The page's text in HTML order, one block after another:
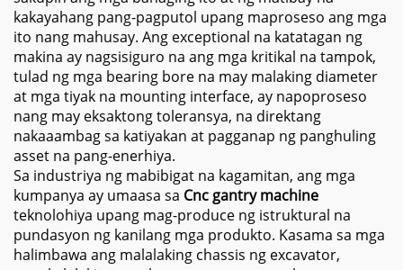
kakayahang pang-pagputol upang maproseso ang mga
ito nang mahusay. Ang exceptional na katatagan ng
makina ay nagsisiguro na ang mga kritikal na tampok,
tulad ng mga bearing bore na may malaking diameter
at mga tiyak na mounting interface, ay napoproseso
nang may eksaktong toleransya, na direktang
nakaaambag sa katiyakan at pagganap ng panghuling
asset na pang-enerhiya.
Sa industriya ng mabibigat na kagamitan, ang mga
kumpanya ay umaasa sa Cnc gantry machine
teknolohiya upang mag-produce ng istruktural na
pundasyon ng kanilang mga produkto. Kasama sa mga
halimbawa ang malalaking chassis ng excavator,